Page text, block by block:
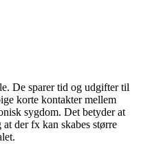
De sparer tid og udgifter til
korte kontakter mellem
sygdom. Det betyder at
der fx kan skabes større